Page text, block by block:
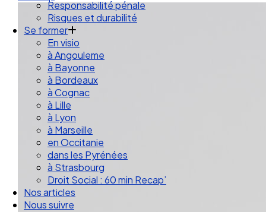
Responsabilité pénale
Risques et durabilité
Se former
En visio
à Angouleme
à Bayonne
à Bordeaux
à Cognac
à Lille
à Lyon
à Marseille
en Occitanie
dans les Pyrénées
à Strasbourg
Droit Social : 60 min Recap’
Nos articles
Nous suivre